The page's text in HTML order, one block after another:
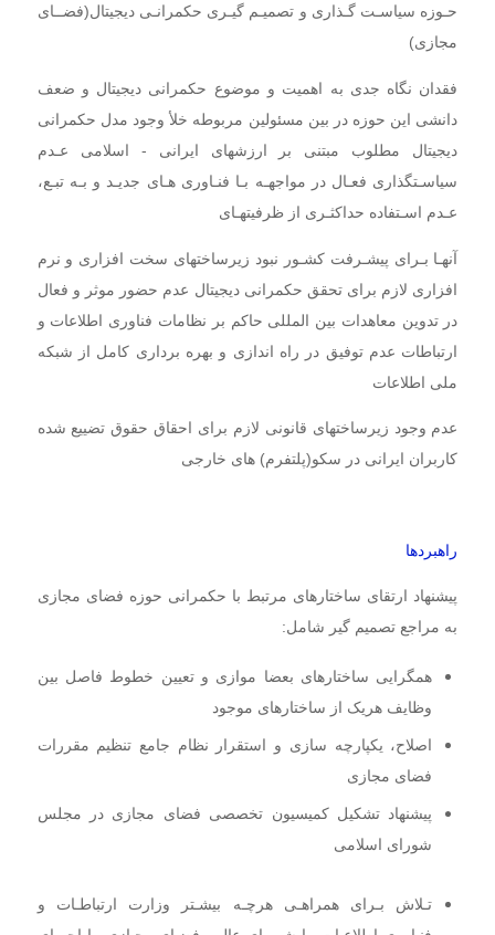
حـوزه سیاسـت گـذاری و تصمیـم گیـری حکمرانـی دیجیتال(فضــای
مجازی)
فقدان نگاه جدی به اهمیت و موضوع حکمرانی دیجیتال و ضعف
دانشی این حوزه در بین مسئولین مربوطه خلأ وجود مدل حکمرانی
دیجیتال مطلوب مبتنی بر ارزشهای ایرانی - اسلامی عـدم
سیاسـتگذاری فعـال در مواجهـه بـا فنـاوری هـای جدیـد و بـه تبـع،
عـدم اسـتفاده حداکثـری از ظرفیتهـای
آنهـا بـرای پیشـرفت کشـور نبود زیرساختهای سخت افزاری و نرم
افزاری لازم برای تحقق حکمرانی دیجیتال عدم حضور موثر و فعال
در تدوین معاهدات بین المللی حاکم بر نظامات فناوری اطلاعات و
ارتباطات عدم توفیق در راه اندازی و بهره برداری کامل از شبکه
ملی اطلاعات
عدم وجود زیرساختهای قانونی لازم برای احقاق حقوق تضییع شده
کاربران ایرانی در سکو(پلتفرم) های خارجی
راهبردها
پیشنهاد ارتقای ساختارهای مرتبط با حکمرانی حوزه فضای مجازی
به مراجع تصمیم گیر شامل:
همگرایی ساختارهای بعضا موازی و تعیین خطوط فاصل بین
وظایف هریک از ساختارهای موجود
اصلاح، یکپارچه سازی و استقرار نظام جامع تنظیم مقررات
فضای مجازی
پیشنهاد تشکیل کمیسیون تخصصی فضای مجازی در مجلس
شورای اسلامی
تـلاش بـرای همراهـی هرچـه بیشـتر وزارت ارتباطـات و